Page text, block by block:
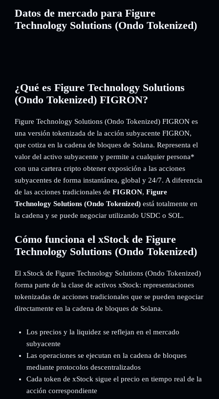
Datos de mercado para Figure
Technology Solutions (Ondo Tokenized)
¿Qué es Figure Technology Solutions
(Ondo Tokenized) FIGRON?
Figure Technology Solutions (Ondo Tokenized) FIGRON es
una versión tokenizada de la acción subyacente FIGRON,
que cotiza en la cadena de bloques de Solana. Representa el
valor del activo subyacente y permite a cualquier persona*
con una cartera cripto obtener exposición a las acciones
subyacentes de forma instantánea, global y 24/7. A diferencia
de las acciones tradicionales de FIGRON, Figure
Technology Solutions (Ondo Tokenized) está totalmente en
la cadena y se puede negociar utilizando USDC o SOL.
Cómo funciona el xStock de Figure
Technology Solutions (Ondo Tokenized)
El xStock de Figure Technology Solutions (Ondo Tokenized)
forma parte de la clase de activos xStock: representaciones
tokenizadas de acciones tradicionales que se pueden negociar
directamente en la cadena de bloques de Solana.
Los precios y la liquidez se reflejan en el mercado
subyacente
Las operaciones se ejecutan en la cadena de bloques
mediante protocolos descentralizados
Cada token de xStock sigue el precio en tiempo real de la
acción correspondiente